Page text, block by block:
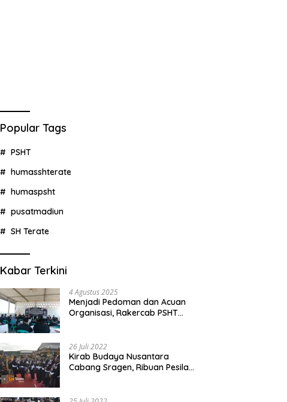
Popular Tags
PSHT
humasshterate
humaspsht
pusatmadiun
SH Terate
Kabar Terkini
4 Agustus 2025
Menjadi Pedoman dan Acuan
Organisasi, Rakercab PSHT
Kerja, Berjalan Lancar dan
Sukses
26 Juli 2022
Kirab Budaya Nusantara
Cabang Sragen, Ribuan Pesilat